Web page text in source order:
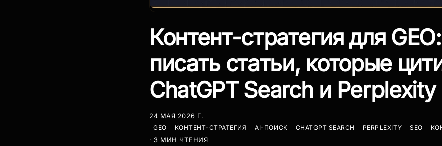
Контент-стратегия для
писать статьи, которые
ChatGPT Search и Perplexity
24 МАЯ 2026 Г.
GEO
КОНТЕНТ-СТРАТЕГИЯ AI-ПОИСК CHATGPT SEARCH PERPLEXITY SEO
· 3 МИН ЧТЕНИЯ